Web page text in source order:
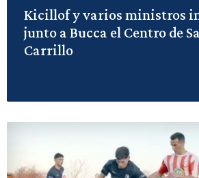
Kicillof y varios ministros
junto a Bucca el Centro de
Carrillo